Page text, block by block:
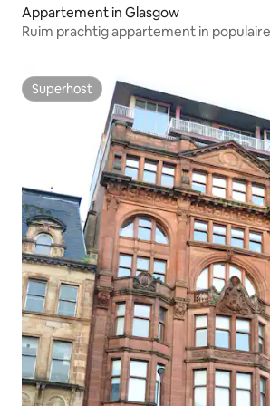
Appartement in Glasgow
Ruim prachtig appartement in
Superhost
Superhost